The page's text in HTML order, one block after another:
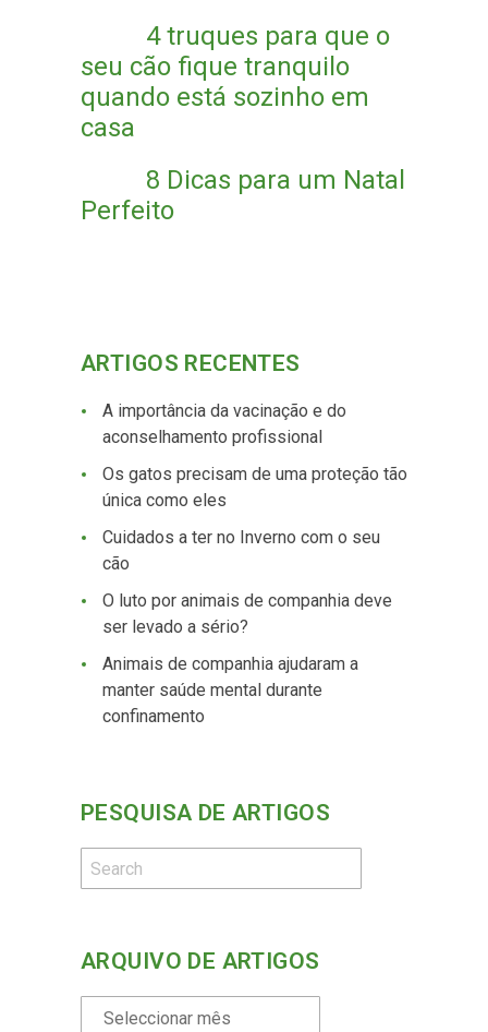
4 truques para que o
seu cão fique tranquilo
quando está sozinho em
casa
8 Dicas para um Natal
Perfeito
ARTIGOS RECENTES
A importância da vacinação e do
aconselhamento profissional
Os gatos precisam de uma proteção tão
única como eles
Cuidados a ter no Inverno com o seu
cão
O luto por animais de companhia deve
ser levado a sério?
Animais de companhia ajudaram a
manter saúde mental durante
confinamento
PESQUISA DE ARTIGOS
ARQUIVO DE ARTIGOS